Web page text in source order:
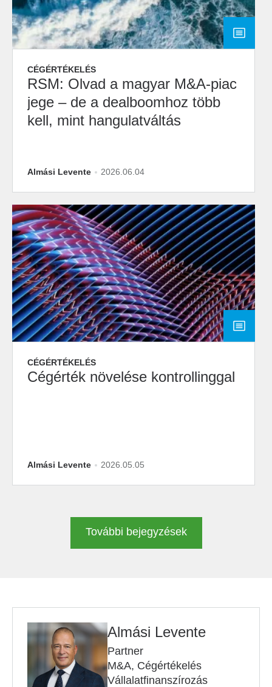
CÉGÉRTÉKELÉS
RSM: Olvad a magyar M&A-piac
jege – de a dealboomhoz több
kell, mint hangulatváltás
Almási Levente 2026.06.04
CÉGÉRTÉKELÉS
Cégérték növelése kontrollinggal
Almási Levente 2026.05.05
További bejegyzések
Almási Levente
Partner
M&A, Cégértékelés
Vállalatfinanszírozás